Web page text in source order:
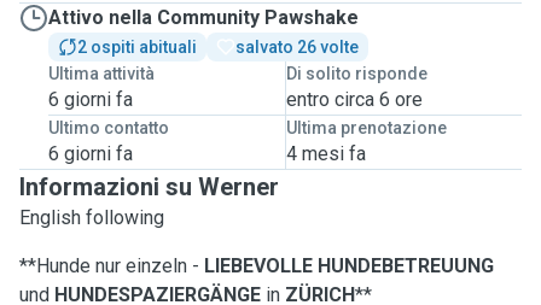
Attivo nella Community Pawshake
2 ospiti abituali
salvato 26 volte
Ultima attività
6 giorni fa
Di solito risponde
entro circa 6 ore
Ultimo contatto
6 giorni fa
Ultima prenotazione
4 mesi fa
Informazioni su Werner
English following
**Hunde nur einzeln - LIEBEVOLLE HUNDEBETREUUNG
und HUNDESPAZIERGÄNGE in ZÜRICH**